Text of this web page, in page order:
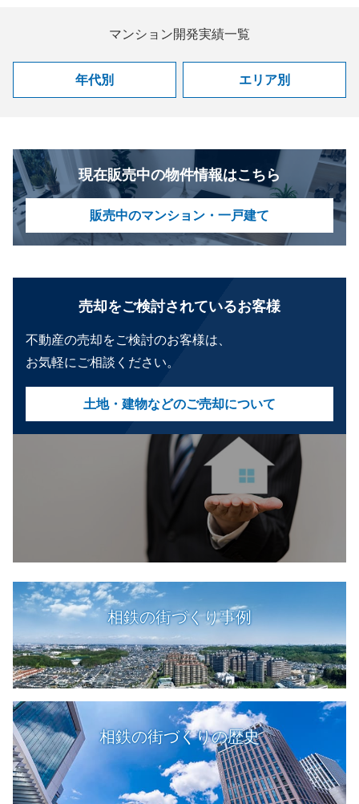
マンション開発実績一覧
年代別 エリア別
現在販売中の物件情報はこちら
販売中のマンション・一戸建て
売却をご検討されているお客様
不動産の売却をご検討のお客様は、
お気軽にご相談ください。
土地・建物などのご売却について
相鉄の街づくり事例
相鉄の街づくりの歴史